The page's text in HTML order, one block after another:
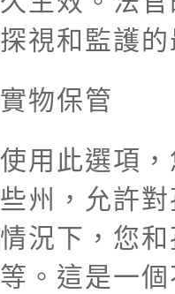
探視和監護
實物保管
使用此選項
些州，允許
情況下，您
等。這是一